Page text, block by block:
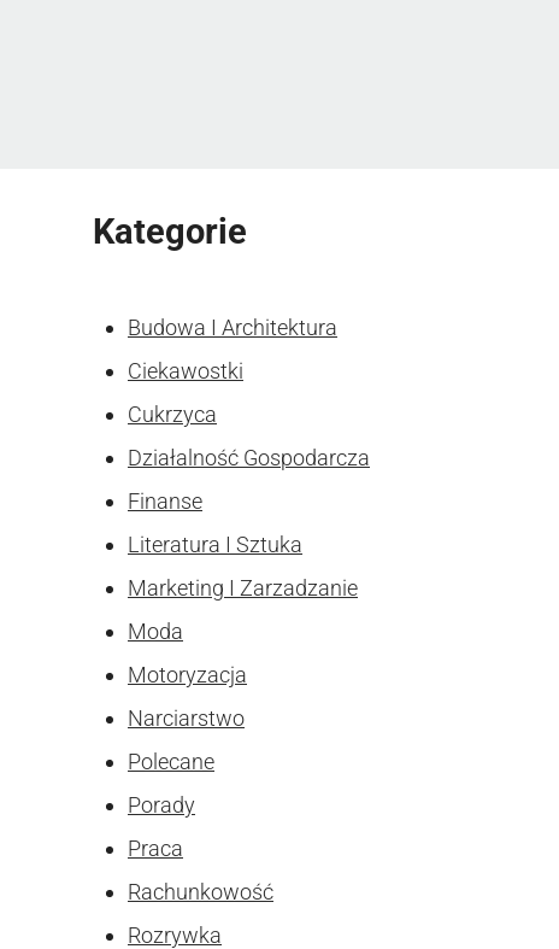
Kategorie
Budowa I Architektura
Ciekawostki
Cukrzyca
Działalność Gospodarcza
Finanse
Literatura I Sztuka
Marketing I Zarzadzanie
Moda
Motoryzacja
Narciarstwo
Polecane
Porady
Praca
Rachunkowość
Rozrywka